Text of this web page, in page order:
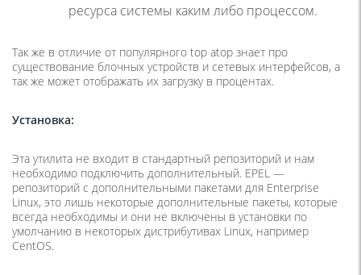
ресурса системы каким либо процессом.
Так же в отличие от популярного top atop знает про
существование блочных устройств и сетевых интерфейсов, а
так же может отображать их загрузку в процентах.
Установка:
Эта утилита не входит в стандартный репозиторий и нам
необходимо подключить дополнительный. EPEL —
репозиторий с дополнительными пакетами для Enterprise
Linux, это лишь некоторые дополнительные пакеты, которые
всегда необходимы и они не включены в установки по
умолчанию в некоторых дистрибутивах Linux, например
CentOS.